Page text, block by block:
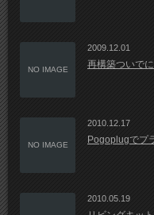
NO IMAGE
2009.12.01
再構築ついでに
NO IMAGE
2010.12.17
Pogoplugでプ
2010.05.19